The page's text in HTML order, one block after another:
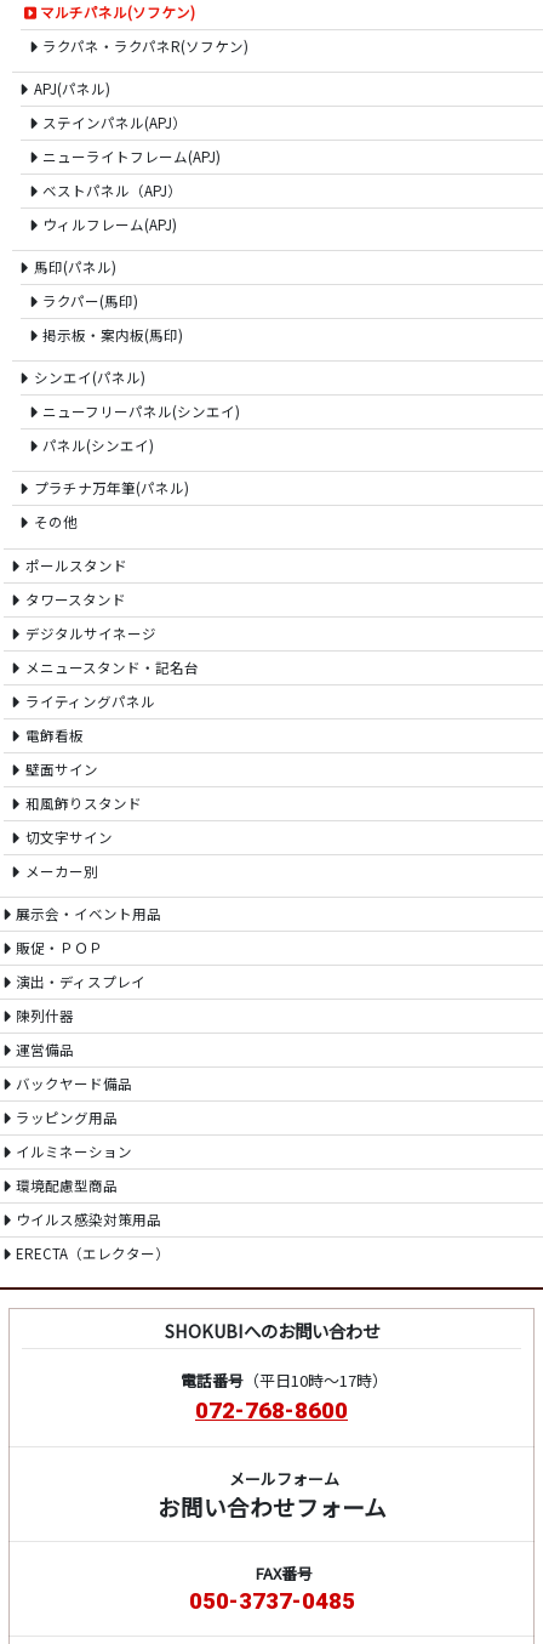
マルチパネル(ソフケン)
ラクパネ・ラクパネR(ソフケン)
APJ(パネル)
ステインパネル(APJ）
ニューライトフレーム(APJ)
ベストパネル（APJ）
ウィルフレーム(APJ)
馬印(パネル)
ラクパー(馬印)
掲示板・案内板(馬印)
シンエイ(パネル)
ニューフリーパネル(シンエイ)
パネル(シンエイ)
プラチナ万年筆(パネル)
その他
ポールスタンド
タワースタンド
デジタルサイネージ
メニュースタンド・記名台
ライティングパネル
電飾看板
壁面サイン
和風飾りスタンド
切文字サイン
メーカー別
展示会・イベント用品
販促・ＰＯＰ
演出・ディスプレイ
陳列什器
運営備品
バックヤード備品
ラッピング用品
イルミネーション
環境配慮型商品
ウイルス感染対策用品
ERECTA（エレクター）
SHOKUBIへのお問い合わせ
電話番号（平日10時～17時）
072-768-8600
メールフォーム
お問い合わせフォーム
FAX番号
050-3737-0485